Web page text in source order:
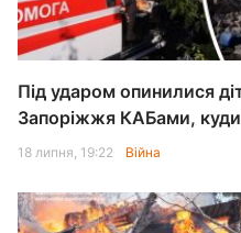
Під ударом опинилися
Запоріжжя КАБами,
18 липня, 19:22 Війна